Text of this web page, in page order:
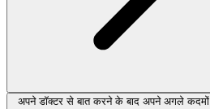
अपने डॉक्टर से बात करने के बाद अपने अगले